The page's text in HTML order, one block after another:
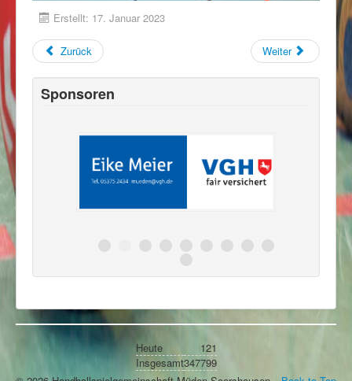
Erstellt: 17. Januar 2023
Zurück Weiter
Sponsoren
Heute
121
Insgesamt347799